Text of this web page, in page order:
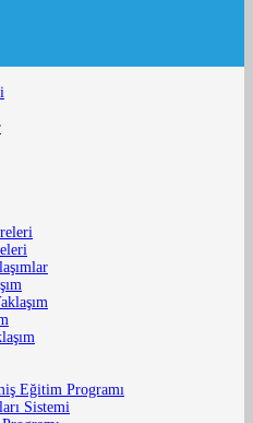
Eğitim Programı
Sistemi